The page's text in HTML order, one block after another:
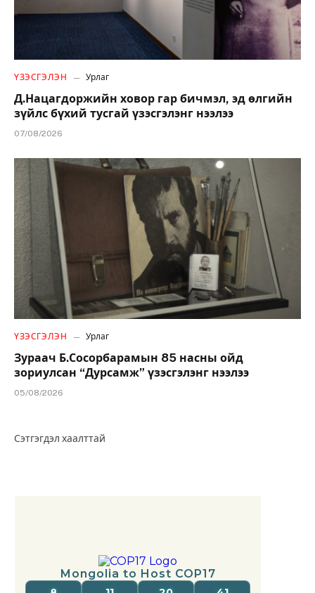
ҮЗЭСГЭЛЭН Урлаг
Д.Нацагдоржийн ховор гар бичмэл, эд өлгийн
зүйлс бүхий тусгай үзэсгэлэнг нээлээ
07/08/2026
ҮЗЭСГЭЛЭН Урлаг
Зураач Б.Сосорбарамын 85 насны ойд
зориулсан “Дурсамж” үзэсгэлэнг нээлээ
05/08/2026
Сэтгэгдэл хаалттай